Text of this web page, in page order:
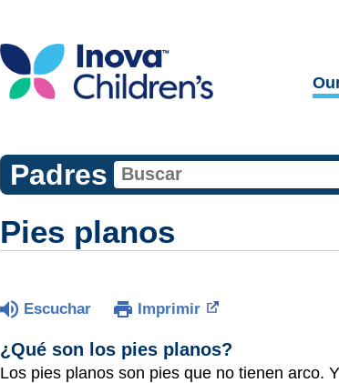
Padres
Pies planos
Escuchar Imprimir
¿Qué son los pies planos?
Los pies planos son pies que no tienen arco.